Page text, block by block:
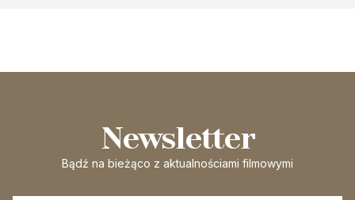
Newsletter
Bądź na bieżąco z aktualnościami filmowymi